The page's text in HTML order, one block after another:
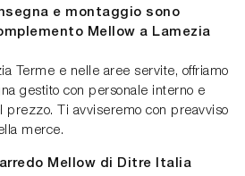
e montaggio sono
Mellow a Lamezia
Terme e nelle aree servite, offriamo
gestito con personale interno e
prezzo. Ti avviseremo con preavviso
merce.
Mellow di Ditre Italia